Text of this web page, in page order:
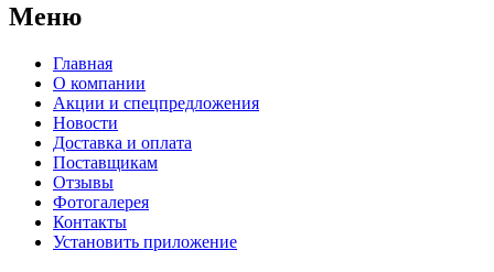
Меню
Главная
О компании
Акции и спецпредложения
Новости
Доставка и оплата
Поставщикам
Отзывы
Фотогалерея
Контакты
Установить приложение